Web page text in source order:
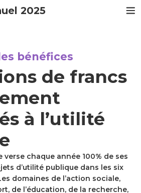
2025
bénéfices
de francs
à l’utilité
verse chaque année 100% de ses
d’utilité publique dans les six
domaines de l’action sociale,
de l’éducation, de la recherche,